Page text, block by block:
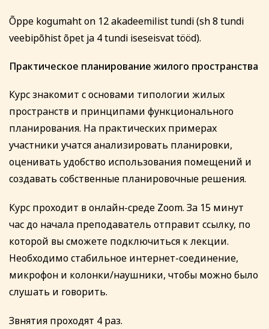
Õppe kogumaht on 12 akadeemilist tundi (sh 8 tundi
veebipõhist õpet ja 4 tundi iseseisvat tööd).
Практическое планирование жилого пространства
Курс знакомит с основами типологии жилых
пространств и принципами функционального
планирования. На практических примерах
участники учатся анализировать планировки,
оценивать удобство использования помещений и
создавать собственные планировочные решения.
Курс проходит в онлайн-среде Zoom. За 15 минут
час до начала преподаватель отправит ссылку, по
которой вы сможете подключиться к лекции.
Необходимо стабильное интернет-соединение,
микрофон и колонки/наушники, чтобы можно было
слушать и говорить.
Звнятия проходят 4 раз.
Registreerin